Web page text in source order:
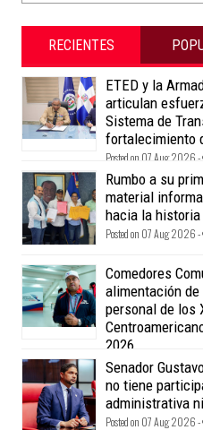
RECIENTES
ETED y la
articulan
Sistema de
fortalecimiento
Posted on 07 Aug 2026 -
Rumbo a su
material
hacia la historia
Posted on 07 Aug 2026 -
Comedores
alimentación
personal de los
2026
Posted on 07 Aug 2026 - 0 Comments
Senador
no tiene
administrativa
Posted on 07 Aug 2026 -